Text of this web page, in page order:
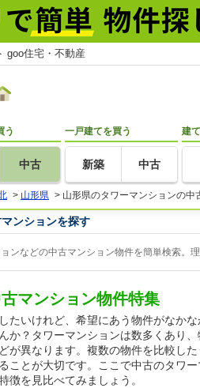
goo住宅・不動産
う
中古
一戸建てを買う
新築 中古
建
> 山形県 > 山形県のタワーマンションの中
ンションを探す
ンなどの中古マンション物件を簡単検索。
マンション物件特集
たいけれど、希望にあう物件がなかな
か？タワーマンションは数多くあり
が異なります。複数の物件を比較した
ことが大切です。ここで中古のタワー
徴を見比べてみましょう。